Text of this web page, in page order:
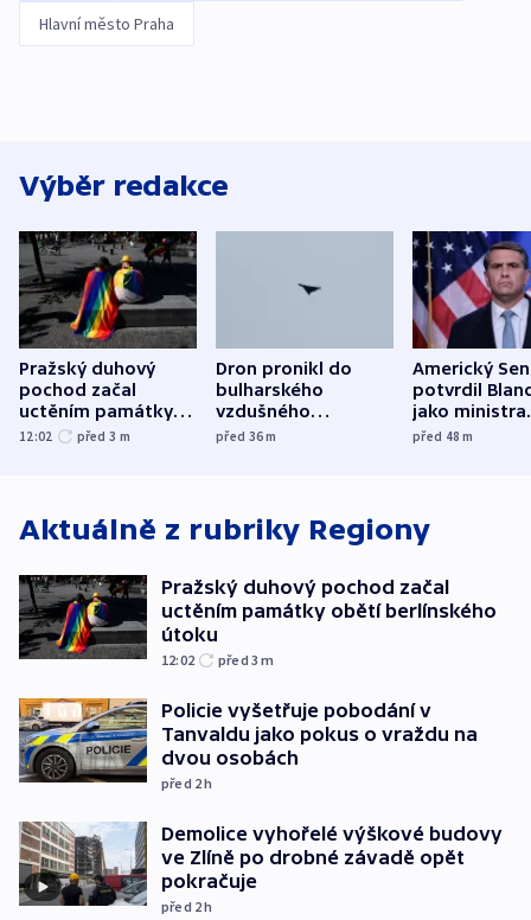
Hlavní město Praha
Výběr redakce
Pražský duhový
pochod začal
uctěním památky
obětí berlínského
12:02 před 3 m
Dron pronikl do
bulharského
vzdušného
prostoru,
před 36m
Americký
potvrdil
jako ministra
před 48m
Aktuálně z rubriky Regiony
Pražský duhový pochod začal
uctěním památky obětí berlínského
útoku
12:02 před 3m
Policie vyšetřuje pobodání v
Tanvaldu jako pokus o vraždu na
dvou osobách
před 2h
Demolice vyhořelé výškové budovy
ve Zlíně po drobné závadě opět
pokračuje
před 2h